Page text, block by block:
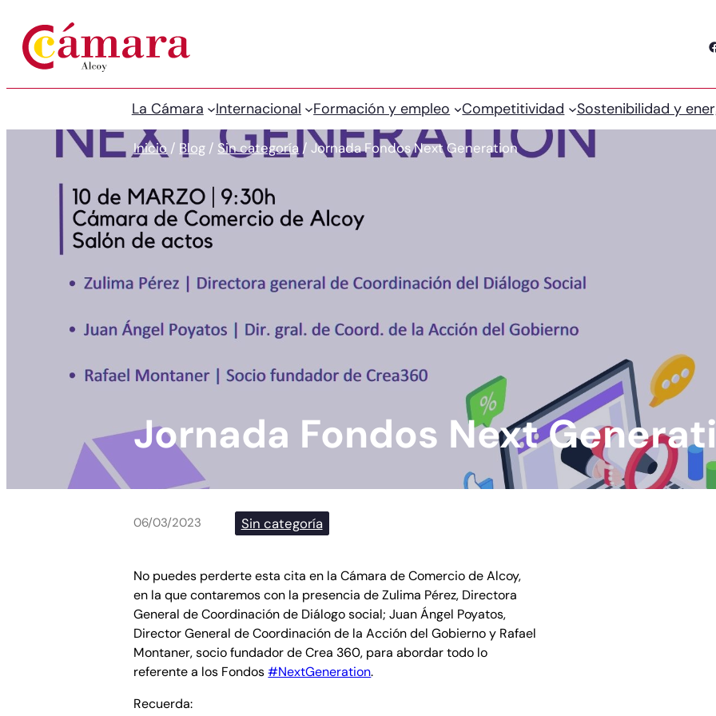
Facebook
La Cámara Internacional Formación y empleo Competitividad Sostenibilidad y
Inicio / Blog / Sin categoría /Jornada Fondos Next Generation
Jornada Fondos Next
06/03/2023 Sin categoría
No puedes perderte esta cita en la Cámara de Comercio de Alcoy,
en la que contaremos con la presencia de Zulima Pérez, Directora
General de Coordinación de Diálogo social; Juan Ángel Poyatos,
Director General de Coordinación de la Acción del Gobierno y Rafael
Montaner, socio fundador de Crea 360, para abordar todo lo
referente a los Fondos#NextGeneration.
Recuerda: